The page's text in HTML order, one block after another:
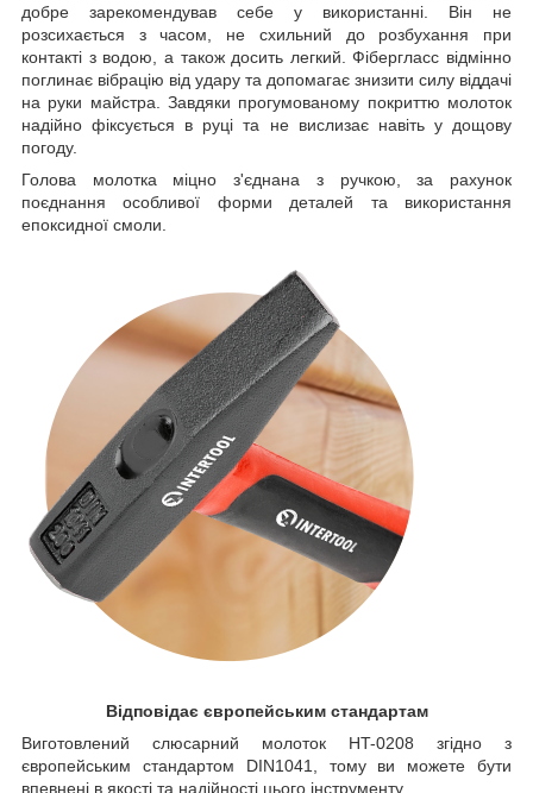
добре зарекомендував себе у використанні. Він не
розсихається з часом, не схильний до розбухання при
контакті з водою, а також досить легкий. Фібергласс відмінно
поглинає вібрацію від удару та допомагає знизити силу віддачі
на руки майстра. Завдяки прогумованому покриттю молоток
надійно фіксується в руці та не вислизає навіть у дощову
погоду.
Голова молотка міцно з'єднана з ручкою, за рахунок
поєднання особливої форми деталей та використання
епоксидної смоли.
Відповідає європейським стандартам
Виготовлений слюсарний молоток HT-0208 згідно з
європейським стандартом DIN1041, тому ви можете бути
впевнені в якості та надійності цього інструменту.